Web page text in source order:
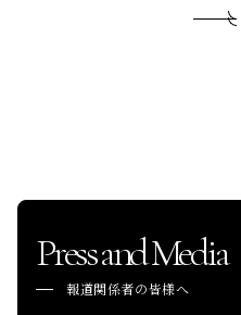
Press and Media
報道関係者の皆様へ